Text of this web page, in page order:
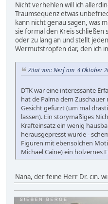
Nicht verhehlen will ich
Traumsequenz etwas
kann nicht genau sagen, was
sie formal den Kreis schließen
oder zu lang an und stellt
Wermutstropfen dar, den ich
Zitat von: Nerf am 4 Oktober
DTK war eine interessante
hat de Palma dem
Gesicht gefurzt (um mal
lassen). Ein storymäßiges
Krafteinsatz ein wenig
herausgepresst wurde -
Figuren mit ebensolchen
Michael Caine) ein hölzernes
Nana, der feine Herr Dr. cin.